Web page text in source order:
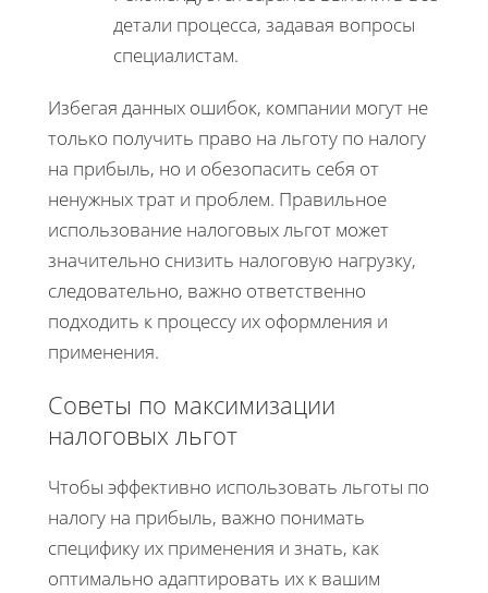
детали процесса, задавая вопросы
специалистам.
Избегая данных ошибок, компании могут не
только получить право на льготу по налогу
на прибыль, но и обезопасить себя от
ненужных трат и проблем. Правильное
использование налоговых льгот может
значительно снизить налоговую нагрузку,
следовательно, важно ответственно
подходить к процессу их оформления и
применения.
Советы по максимизации
налоговых льгот
Чтобы эффективно использовать льготы по
налогу на прибыль, важно понимать
специфику их применения и знать, как
оптимально адаптировать их к вашим